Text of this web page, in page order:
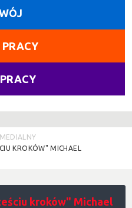
PRACY
KROKÓW" MICHAEL
kroków" Michael